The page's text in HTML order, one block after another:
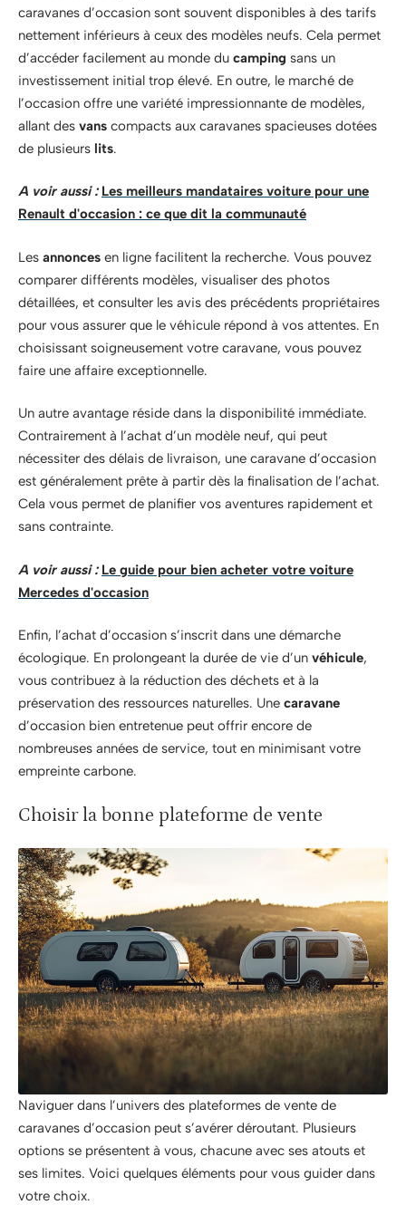
caravanes d’occasion sont souvent disponibles à des tarifs
nettement inférieurs à ceux des modèles neufs. Cela permet
d’accéder facilement au monde du camping sans un
investissement initial trop élevé. En outre, le marché de
l’occasion offre une variété impressionnante de modèles,
allant des vans compacts aux caravanes spacieuses dotées
de plusieurs lits.
A voir aussi : Les meilleurs mandataires voiture pour une
Renault d'occasion : ce que dit la communauté
Les annonces en ligne facilitent la recherche. Vous pouvez
comparer différents modèles, visualiser des photos
détaillées, et consulter les avis des précédents propriétaires
pour vous assurer que le véhicule répond à vos attentes. En
choisissant soigneusement votre caravane, vous pouvez
faire une affaire exceptionnelle.
Un autre avantage réside dans la disponibilité immédiate.
Contrairement à l’achat d’un modèle neuf, qui peut
nécessiter des délais de livraison, une caravane d’occasion
est généralement prête à partir dès la finalisation de l’achat.
Cela vous permet de planifier vos aventures rapidement et
sans contrainte.
A voir aussi : Le guide pour bien acheter votre voiture
Mercedes d'occasion
Enfin, l’achat d’occasion s’inscrit dans une démarche
écologique. En prolongeant la durée de vie d’un véhicule,
vous contribuez à la réduction des déchets et à la
préservation des ressources naturelles. Une caravane
d’occasion bien entretenue peut offrir encore de
nombreuses années de service, tout en minimisant votre
empreinte carbone.
Choisir la bonne plateforme de vente
Naviguer dans l’univers des plateformes de vente de
caravanes d’occasion peut s’avérer déroutant. Plusieurs
options se présentent à vous, chacune avec ses atouts et
ses limites. Voici quelques éléments pour vous guider dans
votre choix.